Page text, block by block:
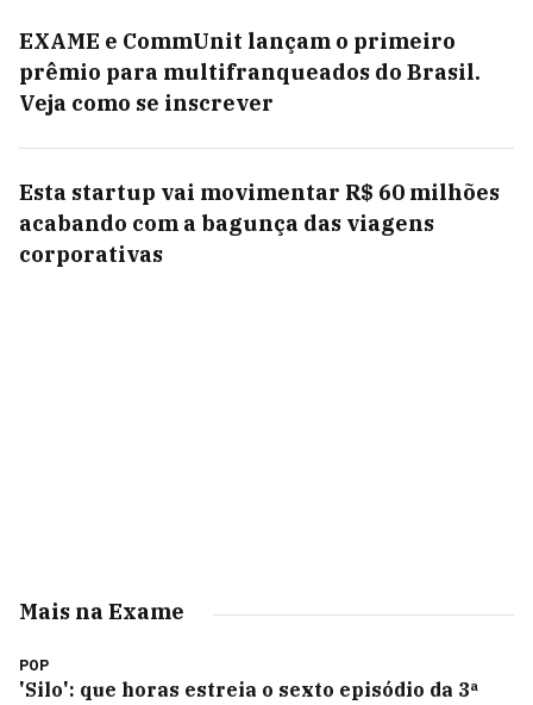
EXAME e CommUnit lançam o primeiro
prêmio para multifranqueados do Brasil.
Veja como se inscrever
Esta startup vai movimentar R$ 60 milhões
acabando com a bagunça das viagens
corporativas
Mais na Exame
POP
'Silo': que horas estreia o sexto episódio da 3ª